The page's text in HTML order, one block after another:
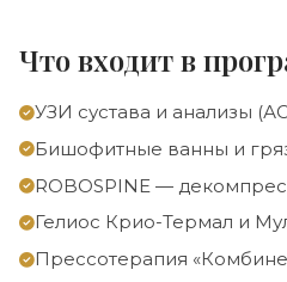
Что входит в
УЗИ сустава и анализы
Бишофитные ванны и
ROBOSPINE —
Гелиос Крио-Термал и
Прессотерапия